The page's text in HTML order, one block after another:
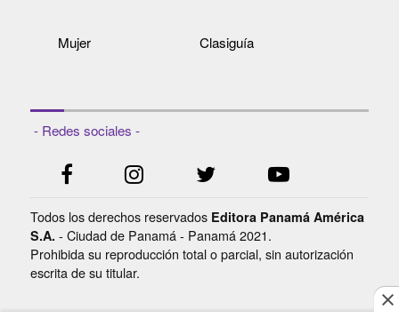
Mujer Clasiguía
- Redes sociales -
Todos los derechos reservados Editora Panamá América
S.A. - Ciudad de Panamá - Panamá 2021.
Prohibida su reproducción total o parcial, sin autorización
escrita de su titular.